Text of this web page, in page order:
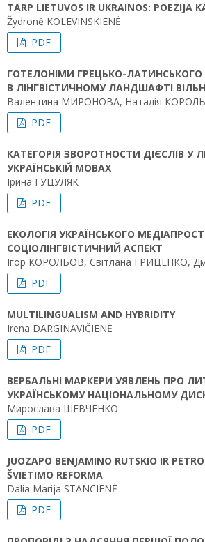
TARP LIETUVOS IR UKRAINOS: POEZIJA
Žydronė KOLEVINSKIENĖ
PDF
ГОТЕЛОНІМИ ГРЕЦЬКО-
В ЛІНГВІСТИЧНОМУ ЛАНДШАФТІ
Валентина МИРОНОВА, Наталія
PDF
КАТЕГОРІЯ ЗВОРОТНОСТИ ДІЄСЛІВ У
УКРАЇНСЬКІЙ МОВАХ
Ірина ГУЦУЛЯК
PDF
ЕКОЛОГІЯ УКРАЇНСЬКОГО
СОЦІОЛІНГВІСТИЧНИЙ АСПЕКТ
Ігор КОРОЛЬОВ, Світлана ГРИЦЕНКО,
PDF
MULTILINGUALISM AND HYBRIDITY
Irena DARGINAVIČIENĖ
PDF
ВЕРБАЛЬНІ МАРКЕРИ УЯВЛЕНЬ ПРО
УКРАЇНСЬКОМУ НАЦІОНАЛЬНОМУ
Мирослава ШЕВЧЕНКО
PDF
JUOZAPO BENJAMINO RUTSKIO IR
ŠVIETIMO REFORMA
Dalia Marija STANCIENĖ
PDF